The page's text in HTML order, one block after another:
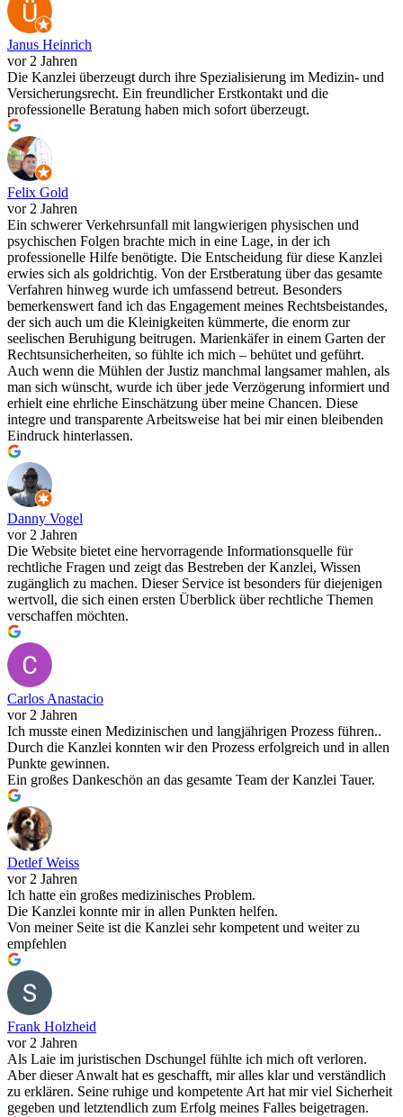
Janus Heinrich
vor 2 Jahren
Die Kanzlei überzeugt durch ihre Spezialisierung im Medizin- und
Versicherungsrecht. Ein freundlicher Erstkontakt und die
professionelle Beratung haben mich sofort überzeugt.
Felix Gold
vor 2 Jahren
Ein schwerer Verkehrsunfall mit langwierigen physischen und
psychischen Folgen brachte mich in eine Lage, in der ich
professionelle Hilfe benötigte. Die Entscheidung für diese Kanzlei
erwies sich als goldrichtig. Von der Erstberatung über das gesamte
Verfahren hinweg wurde ich umfassend betreut. Besonders
bemerkenswert fand ich das Engagement meines Rechtsbeistandes,
der sich auch um die Kleinigkeiten kümmerte, die enorm zur
seelischen Beruhigung beitrugen. Marienkäfer in einem Garten der
Rechtsunsicherheiten, so fühlte ich mich – behütet und geführt.
Auch wenn die Mühlen der Justiz manchmal langsamer mahlen, als
man sich wünscht, wurde ich über jede Verzögerung informiert und
erhielt eine ehrliche Einschätzung über meine Chancen. Diese
integre und transparente Arbeitsweise hat bei mir einen bleibenden
Eindruck hinterlassen.
Danny Vogel
vor 2 Jahren
Die Website bietet eine hervorragende Informationsquelle für
rechtliche Fragen und zeigt das Bestreben der Kanzlei, Wissen
zugänglich zu machen. Dieser Service ist besonders für diejenigen
wertvoll, die sich einen ersten Überblick über rechtliche Themen
verschaffen möchten.
Carlos Anastacio
vor 2 Jahren
Ich musste einen Medizinischen und langjährigen Prozess führen..
Durch die Kanzlei konnten wir den Prozess erfolgreich und in allen
Punkte gewinnen.
Ein großes Dankeschön an das gesamte Team der Kanzlei Tauer.
Detlef Weiss
vor 2 Jahren
Ich hatte ein großes medizinisches Problem.
Die Kanzlei konnte mir in allen Punkten helfen.
Von meiner Seite ist die Kanzlei sehr kompetent und weiter zu
empfehlen
Frank Holzheid
vor 2 Jahren
Als Laie im juristischen Dschungel fühlte ich mich oft verloren.
Aber dieser Anwalt hat es geschafft, mir alles klar und verständlich
zu erklären. Seine ruhige und kompetente Art hat mir viel Sicherheit
gegeben und letztendlich zum Erfolg meines Falles beigetragen.